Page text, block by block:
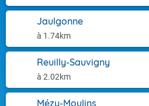
Jaulgonne
à 1.74km
Reuilly-Sauvigny
à 2.02km
Mézy-Moulins